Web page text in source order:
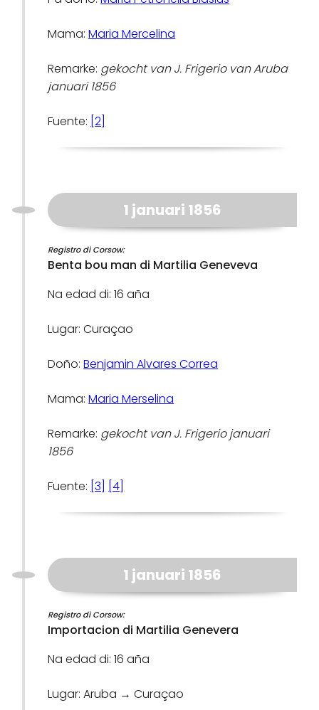
Mama:Maria Mercelina
Remarke: gekocht van J. Frigerio van Aruba
januari 1856
Fuente: [2]
1 januari 1856
Registro di Corsow:
Benta bou man di Martilia Geneveva
Na edad di: 16 aña
Lugar: Curaçao
Doño:Benjamin Alvares Correa
Mama:Maria Merselina
Remarke: gekocht van J. Frigerio januari
1856
Fuente: [3] [4]
1 januari 1856
Registro di Corsow:
Importacion di Martilia Genevera
Na edad di: 16 aña
Lugar: Aruba → Curaçao